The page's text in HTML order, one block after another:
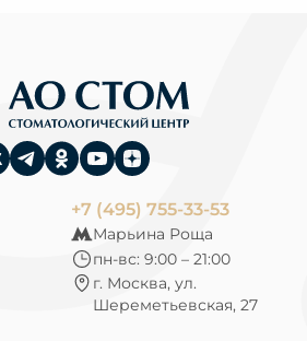
+7 (495) 755-33-53
Марьина Роща
пн-вс: 9:00 – 21:00
г. Москва, ул.
Шереметьевская, 27